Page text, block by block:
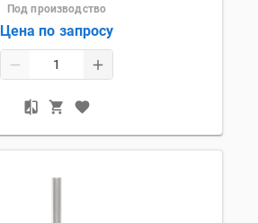
Под производство
Цена по запросу